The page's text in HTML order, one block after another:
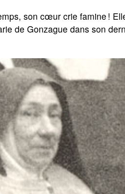
son cœur crie famine !
de Gonzague dans son